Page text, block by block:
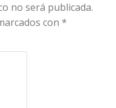
no será publicada.
con *